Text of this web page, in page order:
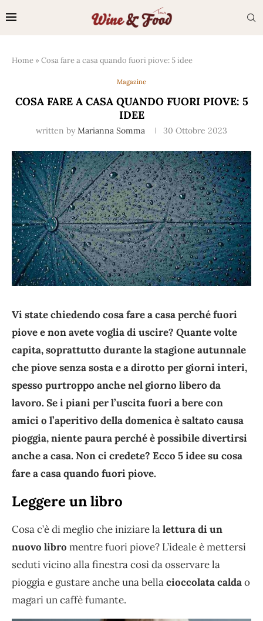
Home »Cosa fare a casa quando fuori piove: 5 idee
Magazine
COSA FARE A CASA QUANDO FUORI PIOVE: 5
IDEE
written by Marianna Somma 30 Ottobre 2023
Vi state chiedendo cosa fare a casa perché fuori
piove e non avete voglia di uscire? Quante volte
capita, soprattutto durante la stagione autunnale
che piove senza sosta e a dirotto per giorni interi,
spesso purtroppo anche nel giorno libero da
lavoro. Se i piani per l’uscita fuori a bere con
amici o l’aperitivo della domenica è saltato causa
pioggia, niente paura perché è possibile divertirsi
anche a casa. Non ci credete? Ecco 5 idee su cosa
fare a casa quando fuori piove.
Leggere un libro
Cosa c’è di meglio che iniziare lalettura di un
nuovo libro mentre fuori piove? L’ideale è mettersi
seduti vicino alla finestra così da osservare la
pioggia e gustare anche una bellacioccolata caldao
magari un caffè fumante.